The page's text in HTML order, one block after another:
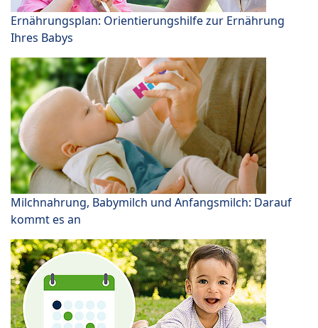
Ernährungsplan: Orientierungshilfe zur Ernährung
Ihres Babys
Milchnahrung, Babymilch und Anfangsmilch: Darauf
kommt es an